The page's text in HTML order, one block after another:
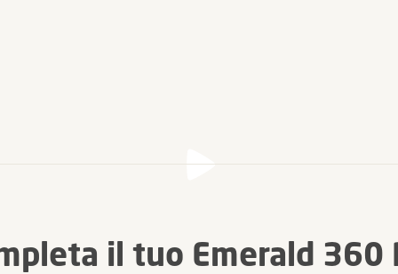
il tuo Emerald 360